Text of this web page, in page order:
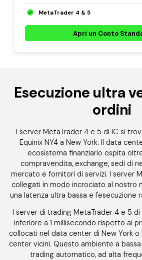
MetaTrader 4 & 5
Apri un Conto
Esecuzione ultra
ordini
I server MetaTrader 4 e 5 di IC si
Equinix NY4 a New York. Il data
ecosistema finanziario ospita
compravendita, exchange, sedi di
mercato e fornitori di servizi. I server
collegati in modo incrociato al nostro
una latenza ultra bassa e l'esecuzione
I server di trading MetaTrader 4 e 5 di
inferiore a 1 millisecondo rispetto ai
collocati nel data center di New York
center vicini. Questo ambiente a
trading automatico, ad alta